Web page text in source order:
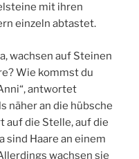
mit ihren
einzeln abtastet.
wachsen auf Steinen
Wie kommst du
antwortet
näher an die hübsche
auf die Stelle, auf die
sind Haare an einem
wachsen sie